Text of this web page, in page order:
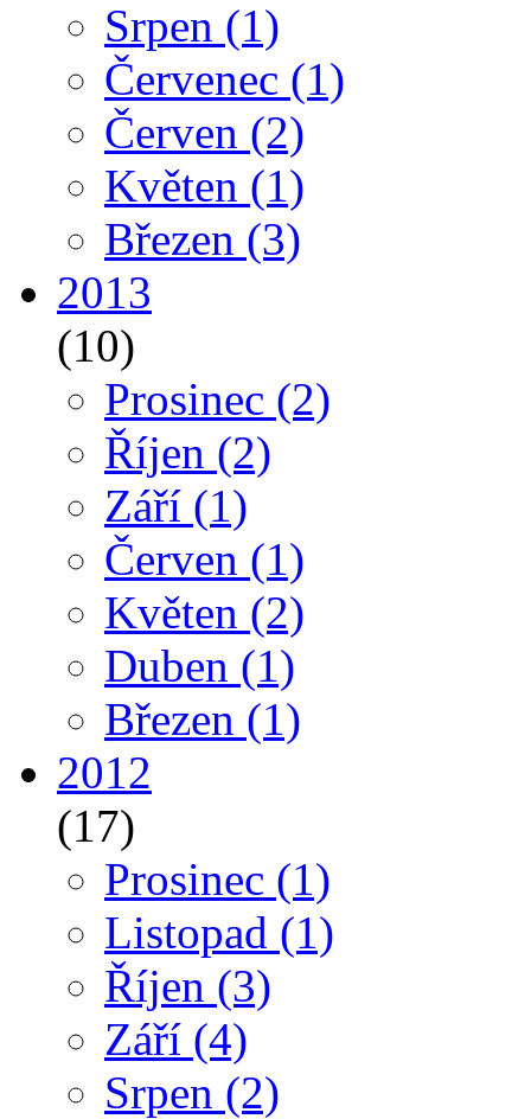
Srpen (1)
Červenec (1)
Červen (2)
Květen (1)
Březen (3)
2013
(10)
Prosinec (2)
Říjen (2)
Září (1)
Červen (1)
Květen (2)
Duben (1)
Březen (1)
2012
(17)
Prosinec (1)
Listopad (1)
Říjen (3)
Září (4)
Srpen (2)